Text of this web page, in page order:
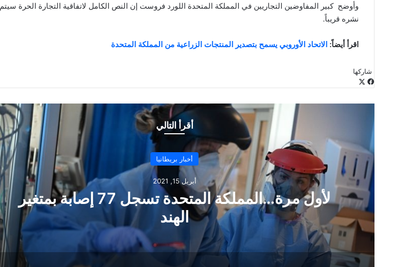
وأوضح كبير المفاوضين التجاريين في المملكة المتحدة اللورد فروست إن النص الكامل لاتفاقية التجارة الحرة سيتم
نشره قريباً.
اقرأ أيضاً: الاتحاد الأوروبي يسمح بتصدير المنتجات الزراعية من المملكة المتحدة
شاركها
فيسبوك
البريد
أقرأ التالي
أخبار بريطانيا
فبراير 25, 2021
رجل طعن زوجته 39 مرة وابنته 38 مرة قبل أن يحرق
نفسه في بداية الإغلاق بإنجلترا